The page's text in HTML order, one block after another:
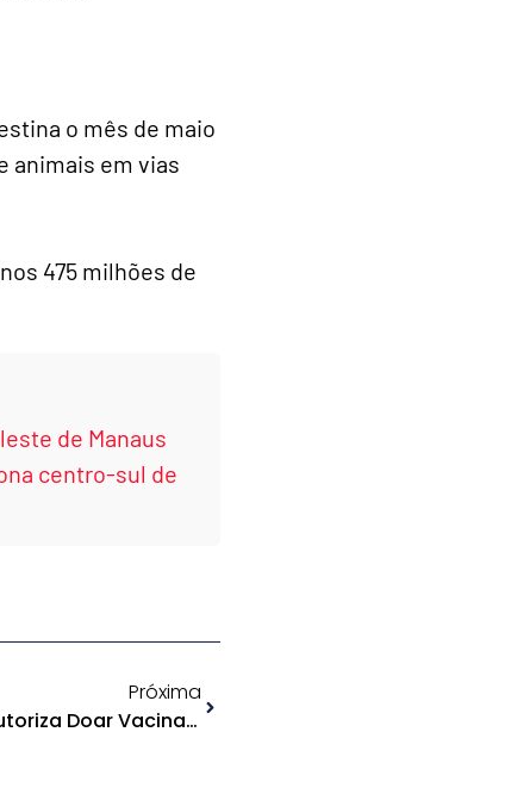
o mês de maio
animais em vias
475 milhões de
de Manaus
centro-sul de
Próxima
Covid-19: Publicada Lei Que Autoriza Doar Vacinas A Outros Países